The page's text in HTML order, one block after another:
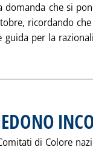
domanda che si
ricordando
per la
di Colore